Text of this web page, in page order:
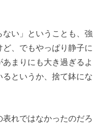
い」ということも、強
、でもやっぱり静子に
まりにも大き過ぎるよ
というか、捨て鉢にな
れではなかったのだろ